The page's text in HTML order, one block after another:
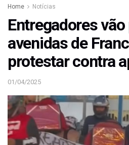
Home Notícias
Entregadores vão
avenidas de
protestar contra
01/04/2025